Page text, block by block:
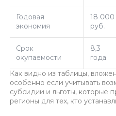
Годовая
экономия
18 000
руб.
Срок
окупаемости
8,3
года
Как видно из таблицы,
особенно если учитывать
субсидии и льготы, которые
регионы для тех, кто